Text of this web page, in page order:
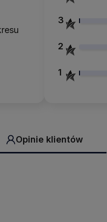
3
2
1
Opinie klientów